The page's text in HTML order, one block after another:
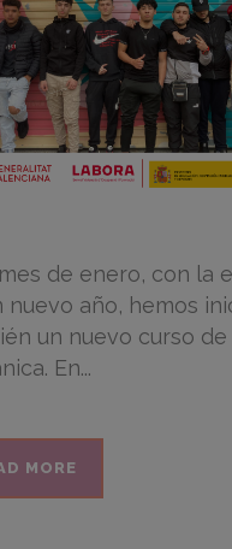
de enero, con la
nuevo año, hemos
un nuevo curso de
En...
MORE